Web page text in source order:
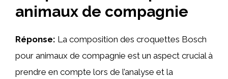
animaux de compagnie
Réponse: La composition des croquettes Bosch
pour animaux de compagnie est un aspect crucial à
prendre en compte lors de l’analyse et la